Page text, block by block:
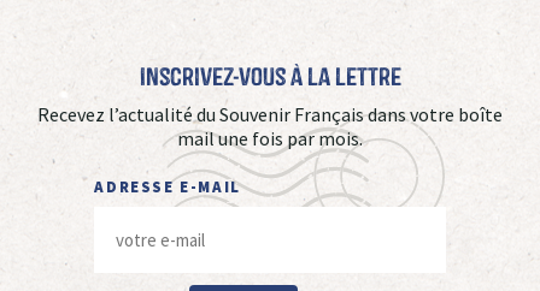
Inscrivez-vous à La Lettre
Recevez l’actualité du Souvenir Français dans votre boîte
mail une fois par mois.
ADRESSE E-MAIL